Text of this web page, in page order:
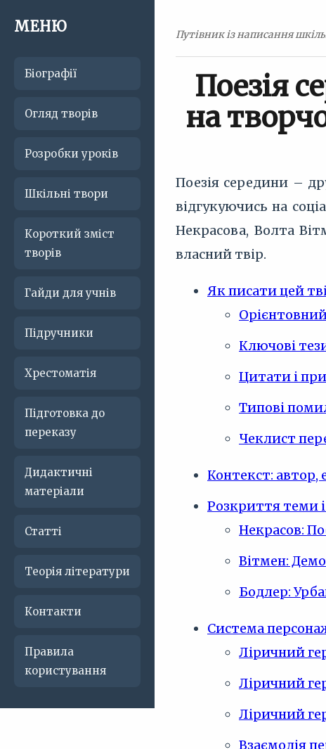
МЕНЮ
Біографії
Огляд творів
Розробки уроків
Шкільні твори
Короткий зміст
творів
Гайди для учнів
Підручники
Хрестоматія
Підготовка до
переказу
Дидактичні
матеріали
Статті
Теорія літератури
Контакти
Правила
користування
Путівник із написання
Поезія
на
Поезія середини –
відгукуючись на
Некрасова, Волта
власний твір.
Як писати цей
Ключові
Цитати і
Типові
Чеклист
Контекст: автор,
Розкриття теми
Некрасов:
Вітмен:
Бодлер:
Система
Ліричний
Ліричний
Ліричний
Взаємодія